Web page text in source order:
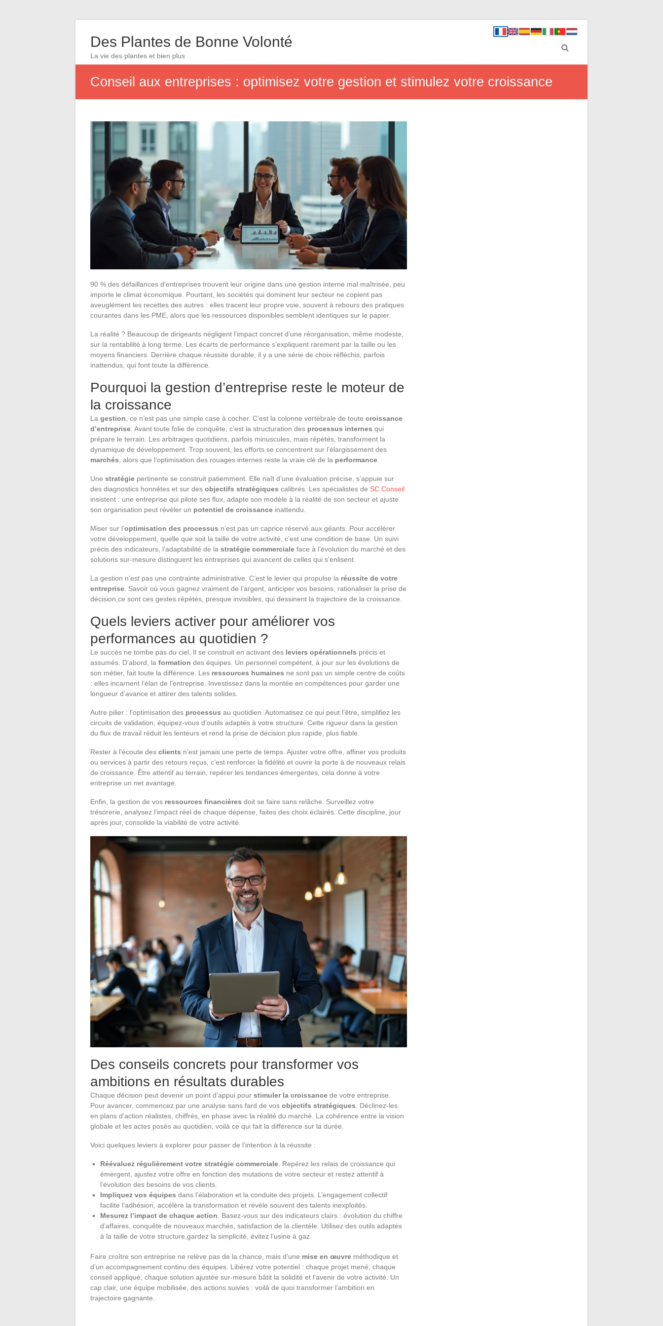
Des Plantes de Bonne Volonté
La vie des plantes et bien plus
Conseil aux entreprises : optimisez votre gestion et stimulez votre croissance
90 % des défaillances d’entreprises trouvent leur origine dans une gestion interne mal maîtrisée, peu
importe le climat économique. Pourtant, les sociétés qui dominent leur secteur ne copient pas
aveuglément les recettes des autres : elles tracent leur propre voie, souvent à rebours des pratiques
courantes dans les PME, alors que les ressources disponibles semblent identiques sur le papier.
La réalité ? Beaucoup de dirigeants négligent l’impact concret d’une réorganisation, même modeste,
sur la rentabilité à long terme. Les écarts de performance s’expliquent rarement par la taille ou les
moyens financiers. Derrière chaque réussite durable, il y a une série de choix réfléchis, parfois
inattendus, qui font toute la différence.
Pourquoi la gestion d’entreprise reste le moteur de
la croissance
La gestion , ce n’est pas une simple case à cocher. C’est la colonne vertébrale de toute croissance
d’entreprise . Avant toute folie de conquête, c’est la structuration des processus internes qui
prépare le terrain. Les arbitrages quotidiens, parfois minuscules, mais répétés, transforment la
dynamique de développement. Trop souvent, les efforts se concentrent sur l’élargissement des
marchés , alors que l’optimisation des rouages internes reste la vraie clé de la performance
Une stratégie pertinente se construit patiemment. Elle naît d’une évaluation précise, s’appuie sur
des diagnostics honnêtes et sur des objectifs stratégiques calibrés. Les spécialistes de SC Conseil
insistent : une entreprise qui pilote ses flux, adapte son modèle à la réalité de son secteur et ajuste
son organisation peut révéler un potentiel de croissance inattendu.
Miser sur l’optimisation des processus n’est pas un caprice réservé aux géants. Pour accélérer
votre développement, quelle que soit la taille de votre activité, c’est une condition de base. Un suivi
précis des indicateurs, l’adaptabilité de la stratégie commerciale face à l’évolution du marché et des
solutions sur-mesure distinguent les entreprises qui avancent de celles qui s’enlisent.
La gestion n’est pas une contrainte administrative. C’est le levier qui propulse la réussite de votre
entreprise . Savoir où vous gagnez vraiment de l’argent, anticiper vos besoins, rationaliser la prise de
décision,ce sont ces gestes répétés, presque invisibles, qui dessinent la trajectoire de la croissance.
Quels leviers activer pour améliorer vos
performances au quotidien ?
Le succès ne tombe pas du ciel. Il se construit en activant des leviers opérationnels précis et
assumés. D’abord, la formation des équipes. Un personnel compétent, à jour sur les évolutions de
son métier, fait toute la différence. Les ressources humaines ne sont pas un simple centre de coûts
: elles incarnent l’élan de l’entreprise. Investissez dans la montée en compétences pour garder une
longueur d’avance et attirer des talents solides.
Autre pilier : l’optimisation des processus au quotidien. Automatisez ce qui peut l’être, simplifiez les
circuits de validation, équipez-vous d’outils adaptés à votre structure. Cette rigueur dans la gestion
du flux de travail réduit les lenteurs et rend la prise de décision plus rapide, plus fiable.
Rester à l’écoute des clients n’est jamais une perte de temps. Ajuster votre offre, affiner vos produits
ou services à partir des retours reçus, c’est renforcer la fidélité et ouvrir la porte à de nouveaux relais
de croissance. Être attentif au terrain, repérer les tendances émergentes, cela donne à votre
entreprise un net avantage.
Enfin, la gestion de vos ressources financières doit se faire sans relâche. Surveillez votre
trésorerie, analysez l’impact réel de chaque dépense, faites des choix éclairés. Cette discipline, jour
après jour, consolide la viabilité de votre activité.
Des conseils concrets pour transformer vos
ambitions en résultats durables
Chaque décision peut devenir un point d’appui pour stimuler la croissance de votre entreprise.
Pour avancer, commencez par une analyse sans fard de vos objectifs stratégiques . Déclinez-les
en plans d’action réalistes, chiffrés, en phase avec la réalité du marché. La cohérence entre la vision
globale et les actes posés au quotidien, voilà ce qui fait la différence sur la durée.
Voici quelques leviers à explorer pour passer de l’intention à la réussite :
Réévaluez régulièrement votre stratégie commerciale . Repérez les relais de croissance qui
émergent, ajustez votre offre en fonction des mutations de votre secteur et restez attentif à
l’évolution des besoins de vos clients.
Impliquez vos équipes dans l’élaboration et la conduite des projets. L’engagement collectif
facilite l’adhésion, accélère la transformation et révèle souvent des talents inexploités.
Mesurez l’impact de chaque action . Basez-vous sur des indicateurs clairs : évolution du chiffre
d’affaires, conquête de nouveaux marchés, satisfaction de la clientèle. Utilisez des outils adaptés
à la taille de votre structure,gardez la simplicité, évitez l’usine à gaz.
Faire croître son entreprise ne relève pas de la chance, mais d’une mise en œuvre méthodique et
d’un accompagnement continu des équipes. Libérez votre potentiel : chaque projet mené, chaque
conseil appliqué, chaque solution ajustée sur-mesure bâtit la solidité et l’avenir de votre activité. Un
cap clair, une équipe mobilisée, des actions suivies : voilà de quoi transformer l’ambition en
trajectoire gagnante.